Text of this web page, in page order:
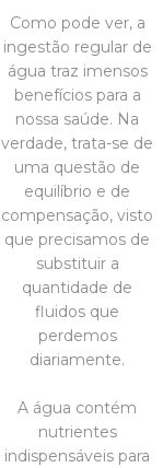
Como pode ver, a
ingestão regular de
água traz imensos
benefícios para a
nossa saúde. Na
verdade, trata-se de
uma questão de
equilíbrio e de
compensação, visto
que precisamos de
substituir a
quantidade de
fluidos que
perdemos
diariamente.
A água contém
nutrientes
indispensáveis para